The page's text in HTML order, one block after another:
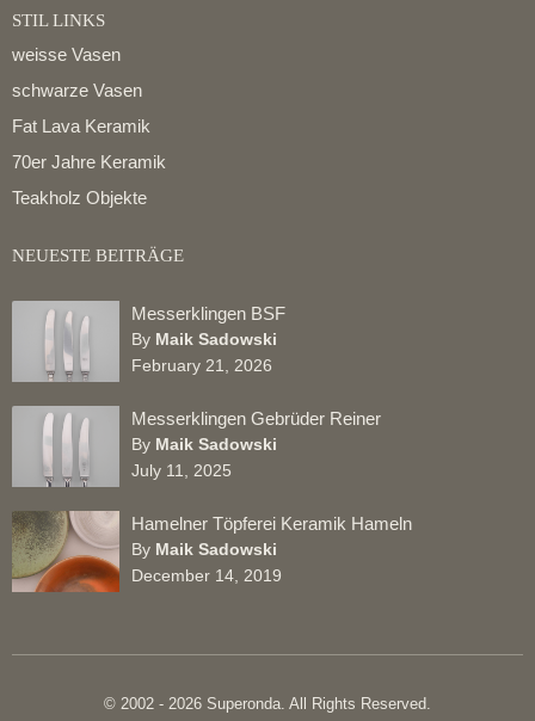
STIL LINKS
weisse Vasen
schwarze Vasen
Fat Lava Keramik
70er Jahre Keramik
Teakholz Objekte
NEUESTE BEITRÄGE
Messerklingen BSF
By Maik Sadowski
February 21, 2026
Messerklingen Gebrüder Reiner
By Maik Sadowski
July 11, 2025
Hamelner Töpferei Keramik Hameln
By Maik Sadowski
December 14, 2019
© 2002 - 2026 Superonda. All Rights Reserved.